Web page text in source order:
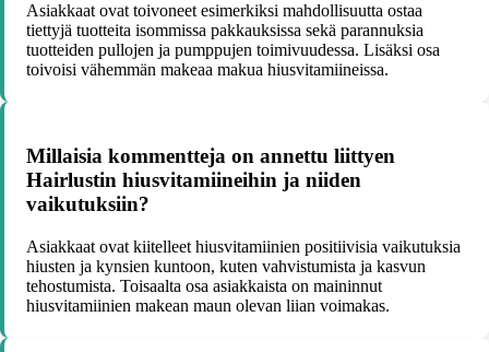
Asiakkaat ovat toivoneet esimerkiksi mahdollisuutta ostaa
tiettyjä tuotteita isommissa pakkauksissa sekä parannuksia
tuotteiden pullojen ja pumppujen toimivuudessa. Lisäksi osa
toivoisi vähemmän makeaa makua hiusvitamiineissa.
Millaisia kommentteja on annettu liittyen
Hairlustin hiusvitamiineihin ja niiden
vaikutuksiin?
Asiakkaat ovat kiitelleet hiusvitamiinien positiivisia vaikutuksia
hiusten ja kynsien kuntoon, kuten vahvistumista ja kasvun
tehostumista. Toisaalta osa asiakkaista on maininnut
hiusvitamiinien makean maun olevan liian voimakas.